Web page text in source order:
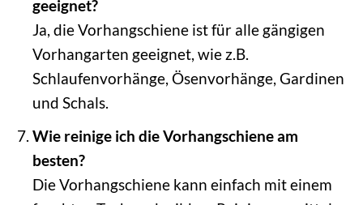
geeignet?
Ja, die Vorhangschiene ist für alle gängigen
Vorhangarten geeignet, wie z.B.
Schlaufenvorhänge, Ösenvorhänge, Gardinen
und Schals.
Wie reinige ich die Vorhangschiene am
besten?
Die Vorhangschiene kann einfach mit einem